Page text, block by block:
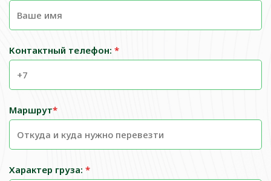
Контактный телефон: *
Маршрут*
Характер груза: *